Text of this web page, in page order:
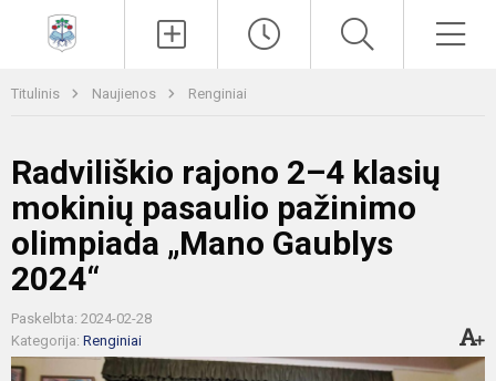
Titulinis Naujienos Renginiai
Radviliškio rajono 2–4 klasių
mokinių pasaulio pažinimo
olimpiada „Mano Gaublys
2024“
Paskelbta: 2024-02-28
Kategorija: Renginiai